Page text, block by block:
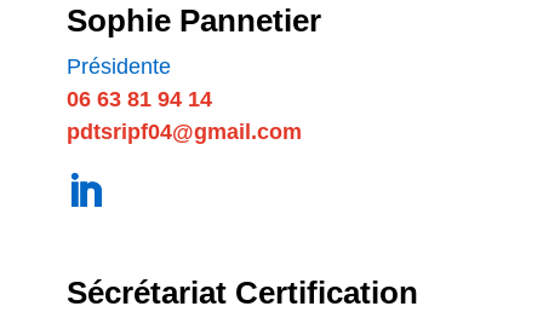
Sophie Pannetier
Présidente
06 63 81 94 14
pdtsripf04@gmail.com
Sécrétariat Certification